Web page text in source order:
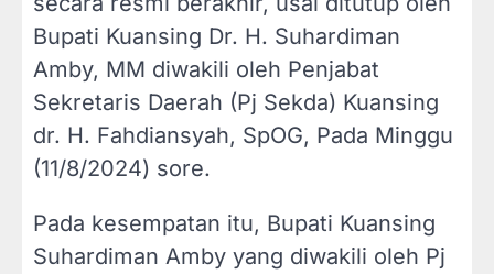
Bupati Kuansing Dr. H. Suhardiman
Amby, MM diwakili oleh Penjabat
Sekretaris Daerah (Pj Sekda) Kuansing
dr. H. Fahdiansyah, SpOG, Pada Minggu
(11/8/2024) sore.
Pada kesempatan itu, Bupati Kuansing
Suhardiman Amby yang diwakili oleh Pj